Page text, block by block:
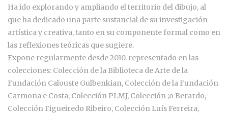
Ha ido explorando y ampliando el territorio del dibujo, al
que ha dedicado una parte sustancial de su investigación
artística y creativa, tanto en su componente formal como en
las reflexiones teóricas que sugiere.
Expone regularmente desde 2010. representado en las
colecciones: Colección de la Biblioteca de Arte de la
Fundación Calouste Gulbenkian, Colección de la Fundación
Carmona e Costa, Colección PLMJ, Colección ;o Berardo,
Colección Figueiredo Ribeiro, Colección Luís Ferreira,